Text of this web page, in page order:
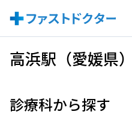
高浜駅（愛媛県
診療科から探す